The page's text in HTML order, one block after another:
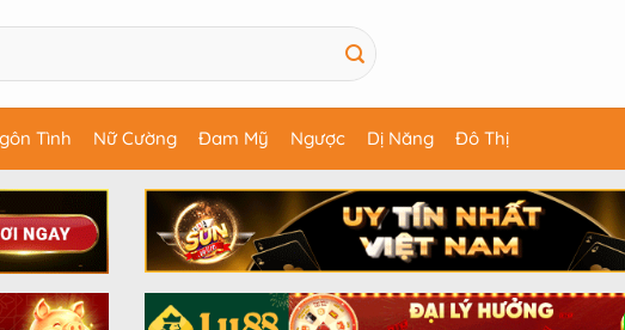
Tình Nữ Cường Đam Mỹ Ngược Dị Năng Đô Thị